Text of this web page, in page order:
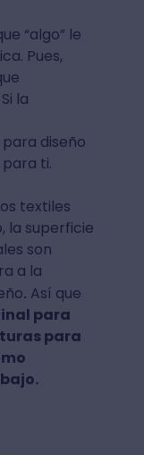
“algo” le
Pues,
la
diseño
ti.
textiles
la superficie
son
a la
. Así que
para
para